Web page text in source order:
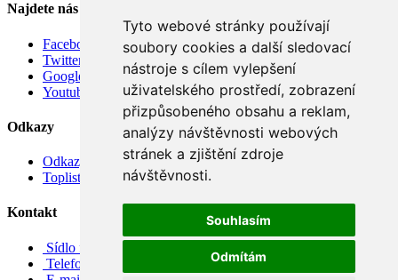
Tyto webové stránky používají
soubory cookies a další sledovací
nástroje s cílem vylepšení
uživatelského prostředí, zobrazení
přizpůsobeného obsahu a reklam,
analýzy návštěvnosti webových
stránek a zjištění zdroje
návštěvnosti.
Souhlasím
Odmítám
Najdete nás
Facebook
Twitter
Google
Youtube
Odkazy
Odkazy
Toplist
Kontakt
Sídlo firmy: Boženy Němcové 739/1, Svitavy 568 02, CZ
Telefon: +420 608 449 590